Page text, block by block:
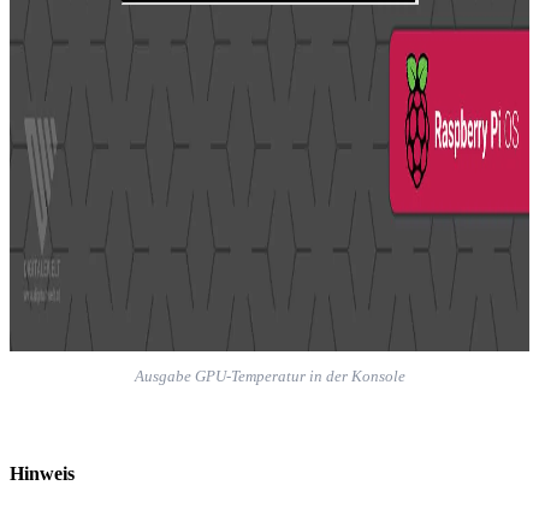
Ausgabe GPU-Temperatur in der Konsole
Hinweis